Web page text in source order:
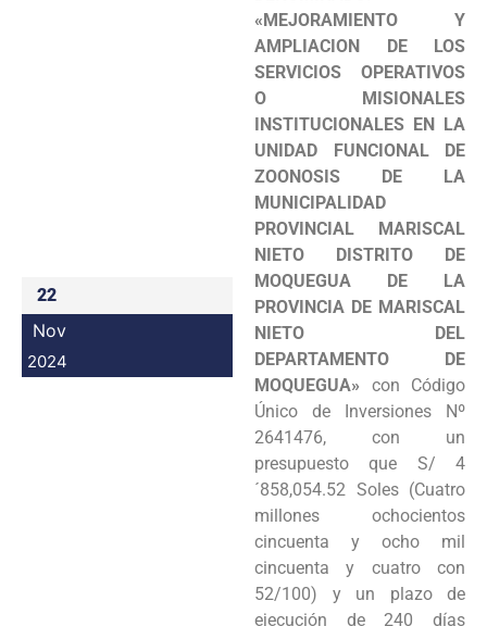
22
Nov
2024
«MEJORAMIENTO Y
AMPLIACION DE LOS
SERVICIOS OPERATIVOS
O MISIONALES
INSTITUCIONALES EN LA
UNIDAD FUNCIONAL DE
ZOONOSIS DE LA
MUNICIPALIDAD
PROVINCIAL MARISCAL
NIETO DISTRITO DE
MOQUEGUA DE LA
PROVINCIA DE MARISCAL
NIETO DEL
DEPARTAMENTO DE
MOQUEGUA» con Código
Único de Inversiones Nº
2641476, con un
presupuesto que S/ 4
´858,054.52 Soles (Cuatro
millones ochocientos
cincuenta y ocho mil
cincuenta y cuatro con
52/100) y un plazo de
ejecución de 240 días